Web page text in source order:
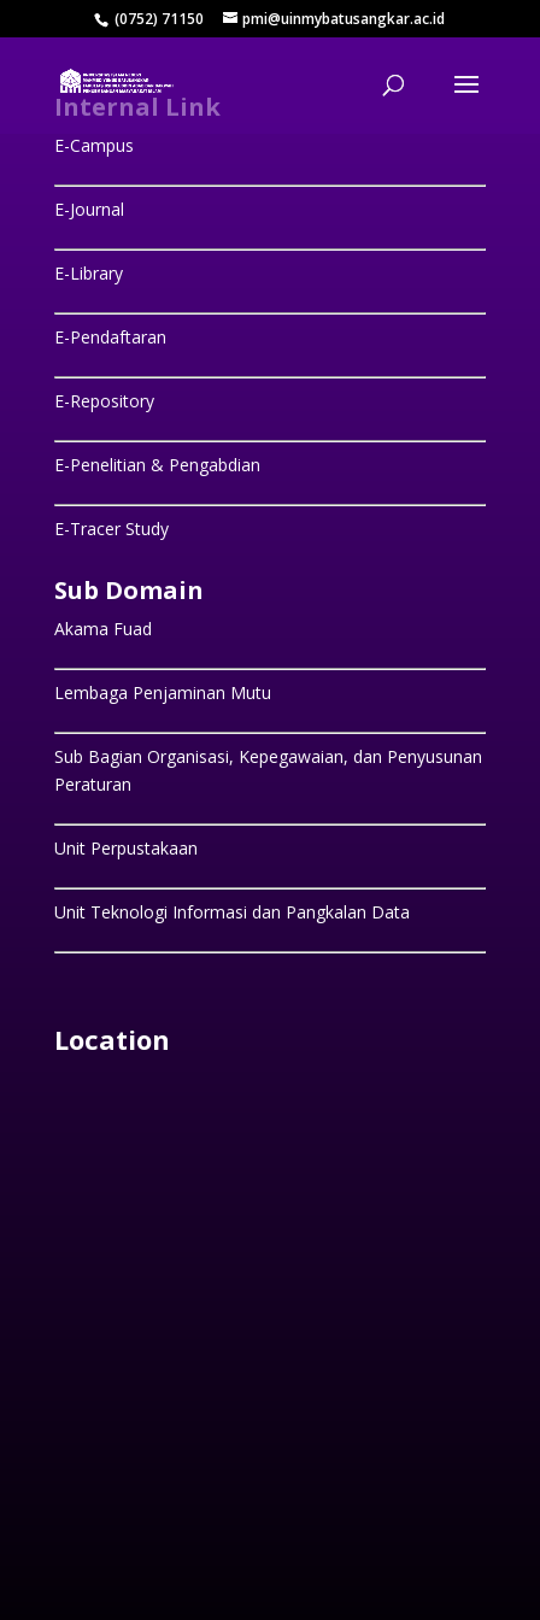
(0752) 71150 pmi@uinmybatusangkar.ac.id
Internal Link
E-Campus
E-Journal
E-Library
E-Pendaftaran
E-Repository
E-Penelitian & Pengabdian
E-Tracer Study
Sub Domain
Akama Fuad
Lembaga Penjaminan Mutu
Sub Bagian Organisasi, Kepegawaian, dan Penyusunan
Peraturan
Unit Perpustakaan
Unit Teknologi Informasi dan Pangkalan Data
Location